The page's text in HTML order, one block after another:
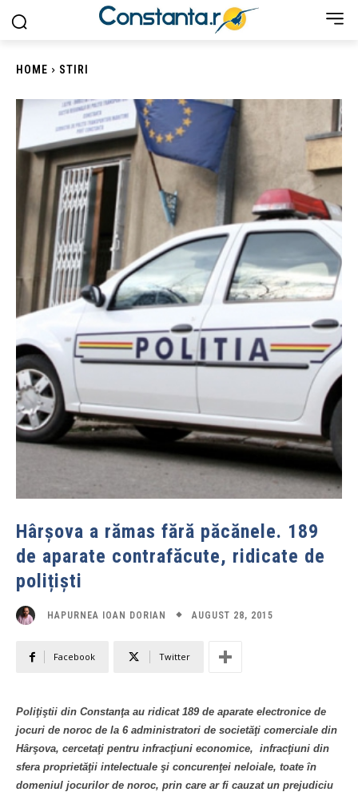
HOME STIRI
Hârșova a rămas fără păcănele. 189
de aparate contrafăcute, ridicate de
polițiști
HAPURNEA IOAN DORIAN AUGUST 28, 2015
Facebook Twitter
Poliţiştii din Constanţa au ridicat 189 de aparate electronice de
jocuri de noroc de la 6 administratori de societăţi comerciale din
Hârşova, cercetaţi pentru infracţiuni economice, infracţiuni din
sfera proprietăţii intelectuale şi concurenţei neloiale, toate în
domeniul jocurilor de noroc, prin care ar fi cauzat un prejudiciu